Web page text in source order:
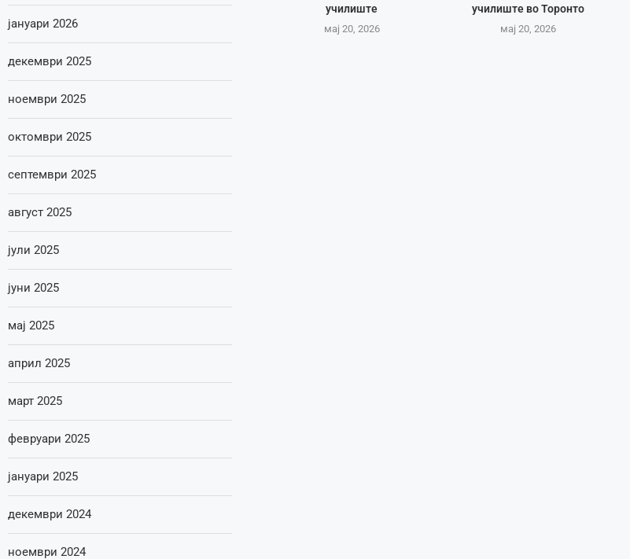
училиште
мај 20, 2026
училиште во Торонто
мај 20, 2026
јануари 2026
декември 2025
ноември 2025
октомври 2025
септември 2025
август 2025
јули 2025
јуни 2025
мај 2025
април 2025
март 2025
февруари 2025
јануари 2025
декември 2024
ноември 2024